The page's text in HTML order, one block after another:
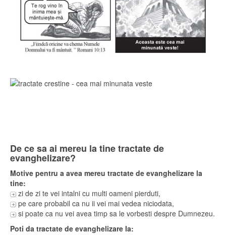
De ce sa ai mereu la tine tractate de
evanghelizare?
Motive pentru a avea mereu tractate de evanghelizare la
tine:
zi de zi te vei intalni cu multi oameni pierduti,
pe care probabil ca nu ii vei mai vedea niciodata,
si poate ca nu vei avea timp sa le vorbesti despre Dumnezeu.
Poti da tractate de evanghelizare la: